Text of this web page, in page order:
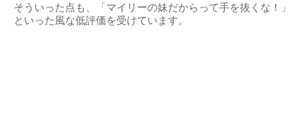
そういった点も、「マイリーの妹だからって手を抜くな！」
といった風な低評価を受けています。